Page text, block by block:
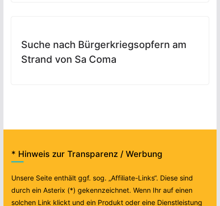
Suche nach Bürgerkriegsopfern am
Strand von Sa Coma
* Hinweis zur Transparenz / Werbung
Unsere Seite enthält ggf. sog. „Affiliate-Links“. Diese sind
durch ein Asterix (*) gekennzeichnet. Wenn Ihr auf einen
solchen Link klickt und ein Produkt oder eine Dienstleistung